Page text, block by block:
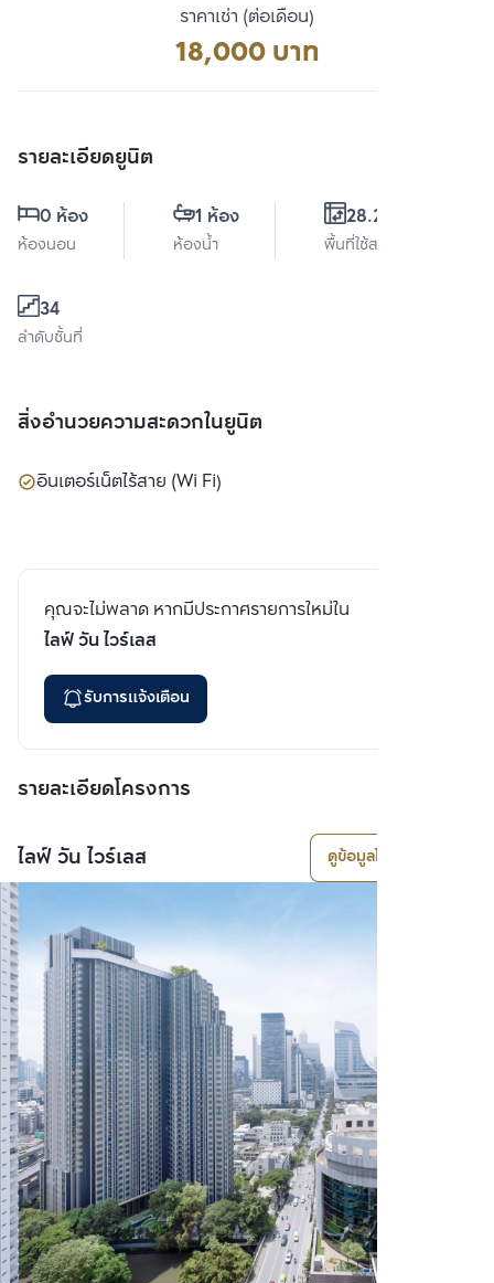
ราคาเช่า (ต่อเดือน)
18,000 บาท
รายละเอียดยูนิต
0 ห้อง
ห้องนอน
1 ห้อง
ห้องน้ำ
28.27 ตร.ม.
พื้นที่ใช้สอย
34
ลำดับชั้นที่
สิ่งอำนวยความสะดวกในยูนิต
อินเตอร์เน็ตไร้สาย (Wi Fi)
คุณจะไม่พลาด หากมีประกาศรายการใหม่ใน
ไลฟ์ วัน ไวร์เลส
รับการแจ้งเตือน
รายละเอียดโครงการ
ไลฟ์ วัน ไวร์เลส ดูข้อมูลโครงการ